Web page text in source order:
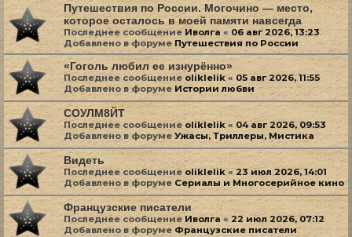
Путешествия по России. Могочино — место,
которое осталось в моей памяти навсегда
Последнее сообщениеИволга « 06 авг 2026, 13:23
Добавлено в форумеПутешествия по России
«Гоголь любил ее изнурённо»
Последнее сообщениеoliklelik« 05 авг 2026, 11:55
Добавлено в форуме Истории любви
СОУЛМ8ЙТ
Последнее сообщениеoliklelik« 04 авг 2026, 09:53
Добавлено в форуме Ужасы, Триллеры, Мистика
Видеть
Последнее сообщениеoliklelik«23 июл 2026, 14:01
Добавлено в форуме Сериалы и Многосерийное кино
Французские писатели
Последнее сообщениеИволга« 22 июл 2026, 07:12
Добавлено в форуме Французские писатели